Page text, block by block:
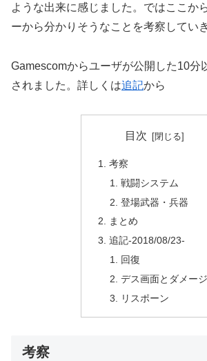
ような出来に感じました。ではここか
ーから分かりそうなことを考察してい
Gamescomからユーザが公開した10分
されました。詳しくは追記から
目次
考察
戦闘システム
登場武器・兵器
まとめ
追記-2018/08/23-
回復
デス画面とダメージ
リスポーン
考察